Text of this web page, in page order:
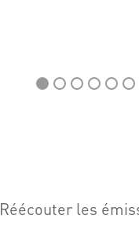
Réécouter les